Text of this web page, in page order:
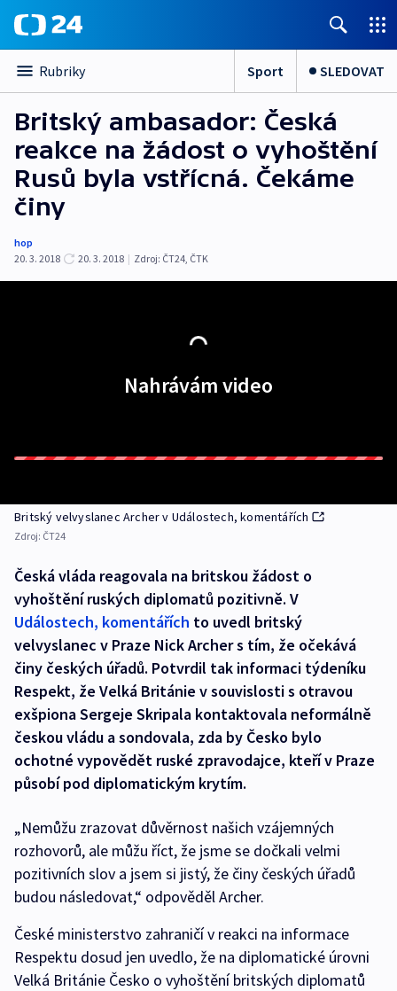
Rubriky Sport SLEDOVAT
Britský ambasador: Česká
reakce na žádost o vyhoštění
Rusů byla vstřícná. Čekáme
činy
hop
20. 3. 2018
20. 3. 2018 | Zdroj: ČT24, ČTK
Nahrávám video
Britský velvyslanec Archer v Událostech, komentářích
Zdroj: ČT24
Česká vláda reagovala na britskou žádost o
vyhoštění ruských diplomatů pozitivně. V
Událostech, komentářích to uvedl britský
velvyslanec v Praze Nick Archer s tím, že očekává
činy českých úřadů. Potvrdil tak informaci týdeníku
Respekt, že Velká Británie v souvislosti s otravou
exšpiona Sergeje Skripala kontaktovala neformálně
českou vládu a sondovala, zda by Česko bylo
ochotné vypovědět ruské zpravodajce, kteří v Praze
působí pod diplomatickým krytím.
„Nemůžu zrazovat důvěrnost našich vzájemných
rozhovorů, ale můžu říct, že jsme se dočkali velmi
pozitivních slov a jsem si jistý, že činy českých úřadů
budou následovat,“ odpověděl Archer.
České ministerstvo zahraničí v reakci na informace
Respektu dosud jen uvedlo, že na diplomatické úrovni
Velká Británie Česko o vyhoštění britských diplomatů